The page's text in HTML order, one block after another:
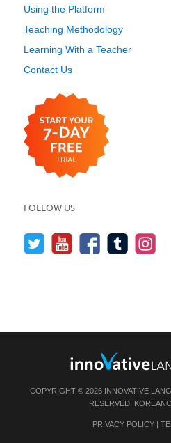
Using the Platform
Teaching Methodology
Learning With a Teacher
Contact Us
FOLLOW US
COPYRIGHT © 2026 INNOVATIVE
RESERVED.
PRIVACY POLICY|